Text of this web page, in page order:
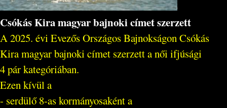
Csókás Kira magyar bajnoki címet szerzett
A 2025. évi Evezős Országos Bajnokságon Csókás
Kira magyar bajnoki címet szerzett a női ifjúsági
4 pár kategóriában.
Ezen kívül a
- serdülő 8-as kormányosaként a